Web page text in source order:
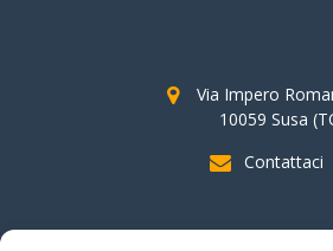
Via Impero
10059 Susa
Contattaci